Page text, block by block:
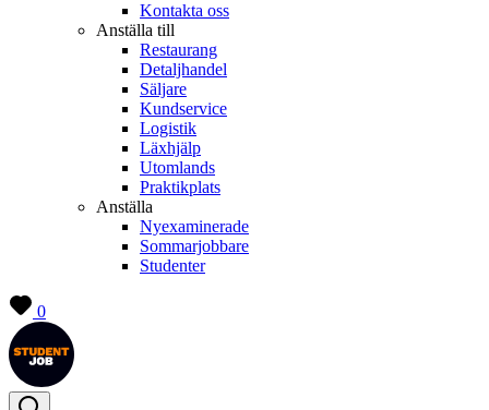
Kontakta oss
Anställa till
Restaurang
Detaljhandel
Säljare
Kundservice
Logistik
Läxhjälp
Utomlands
Praktikplats
Anställa
Nyexaminerade
Sommarjobbare
Studenter
0